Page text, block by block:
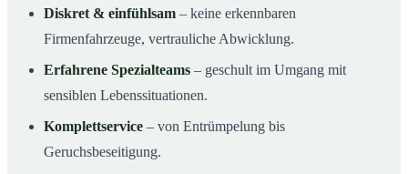
Diskret & einfühlsam – keine erkennbaren
Firmenfahrzeuge, vertrauliche Abwicklung.
Erfahrene Spezialteams – geschult im Umgang mit
sensiblen Lebenssituationen.
Komplettservice – von Entrümpelung bis
Geruchsbeseitigung.